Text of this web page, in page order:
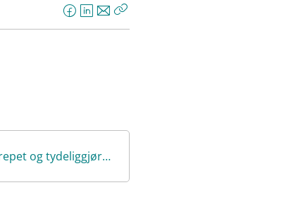
F
a
k
L
i
n
E
-
Kopier
Finans Norges innspill til Prop 93 L om endringer i arbeidsulykkesbegrepet og tydeliggjøring av bevisbyrden.pdf